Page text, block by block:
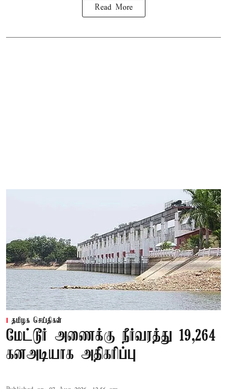
Read More
தமிழக செய்திகள்
மேட்டூர் அணைக்கு நீர்வரத்து 19,264
கனஅடியாக அதிகரிப்பு